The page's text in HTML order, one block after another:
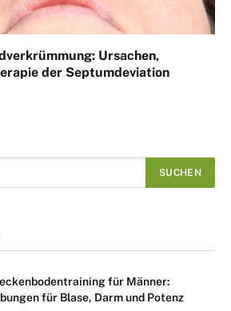
Ursachen,
der Septumdeviation
für Männer:
für Blase, Darm und Potenz